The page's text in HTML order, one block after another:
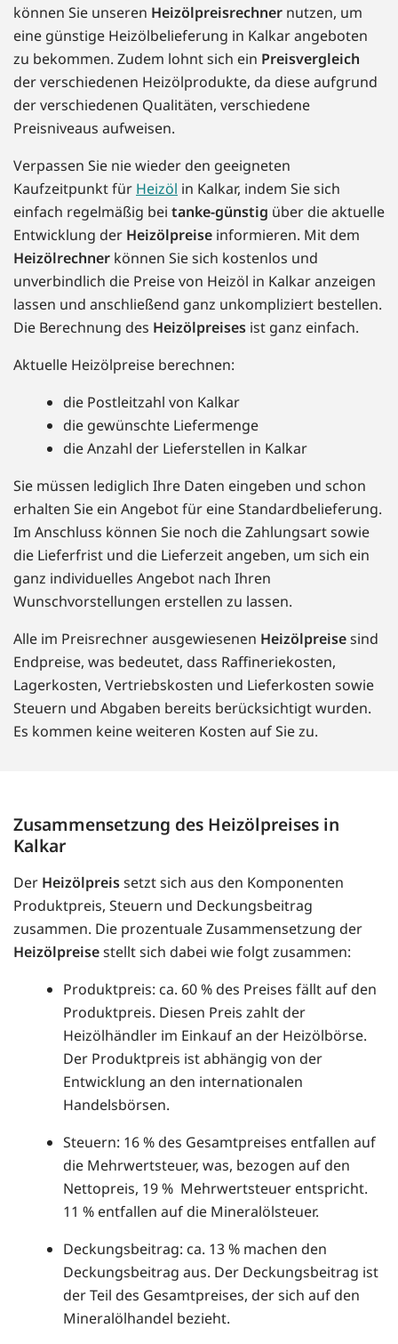
können Sie unseren Heizölpreisrechner nutzen, um
eine günstige Heizölbelieferung in Kalkar angeboten
zu bekommen. Zudem lohnt sich ein Preisvergleich
der verschiedenen Heizölprodukte, da diese aufgrund
der verschiedenen Qualitäten, verschiedene
Preisniveaus aufweisen.
Verpassen Sie nie wieder den geeigneten
Kaufzeitpunkt für Heizöl in Kalkar, indem Sie sich
einfach regelmäßig bei tanke-günstig über die aktuelle
Entwicklung der Heizölpreise informieren. Mit dem
Heizölrechner können Sie sich kostenlos und
unverbindlich die Preise von Heizöl in Kalkar anzeigen
lassen und anschließend ganz unkompliziert bestellen.
Die Berechnung des Heizölpreises ist ganz einfach.
Aktuelle Heizölpreise berechnen:
die Postleitzahl von Kalkar
die gewünschte Liefermenge
die Anzahl der Lieferstellen in Kalkar
Sie müssen lediglich Ihre Daten eingeben und schon
erhalten Sie ein Angebot für eine Standardbelieferung.
Im Anschluss können Sie noch die Zahlungsart sowie
die Lieferfrist und die Lieferzeit angeben, um sich ein
ganz individuelles Angebot nach Ihren
Wunschvorstellungen erstellen zu lassen.
Alle im Preisrechner ausgewiesenen Heizölpreisesind
Endpreise, was bedeutet, dass Raffineriekosten,
Lagerkosten, Vertriebskosten und Lieferkosten sowie
Steuern und Abgaben bereits berücksichtigt wurden.
Es kommen keine weiteren Kosten auf Sie zu.
Zusammensetzung des Heizölpreises in
Kalkar
Der Heizölpreissetzt sich aus den Komponenten
Produktpreis, Steuern und Deckungsbeitrag
zusammen. Die prozentuale Zusammensetzung der
Heizölpreisestellt sich dabei wie folgt zusammen:
Produktpreis: ca. 60 % des Preises fällt auf den
Produktpreis. Diesen Preis zahlt der
Heizölhändler im Einkauf an der Heizölbörse.
Der Produktpreis ist abhängig von der
Entwicklung an den internationalen
Handelsbörsen.
Steuern: 16 % des Gesamtpreises entfallen auf
die Mehrwertsteuer, was, bezogen auf den
Nettopreis, 19 % Mehrwertsteuer entspricht.
11 % entfallen auf die Mineralölsteuer.
Deckungsbeitrag: ca. 13 % machen den
Deckungsbeitrag aus. Der Deckungsbeitrag ist
der Teil des Gesamtpreises, der sich auf den
Mineralölhandel bezieht.